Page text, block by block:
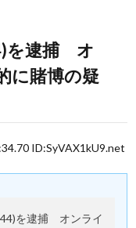
を逮捕 オ
に賭博の疑
ID:SyVAX1kU9.net
を逮捕 オンライ